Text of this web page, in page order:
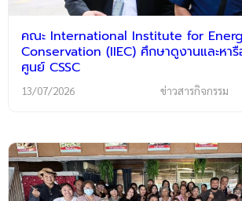
คณะ International Institute for
Conservation (IIEC) ศึกษาดูงานและหา
ศูนย์ CSSC
13/07/2026 ข่าวสารกิจกรรม